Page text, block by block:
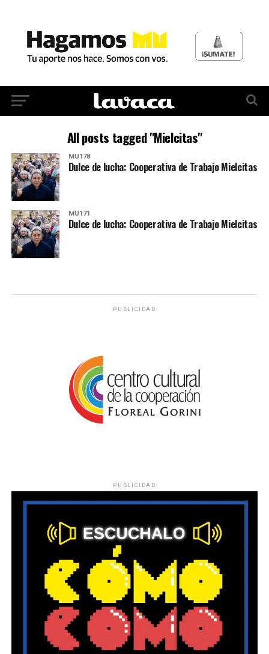
All posts tagged "Mielcitas"
MU178
Dulce de lucha: Cooperativa de Trabajo Mielcitas
MU171
Dulce de lucha: Cooperativa de Trabajo Mielcitas
PUBLICIDAD
PUBLICIDAD